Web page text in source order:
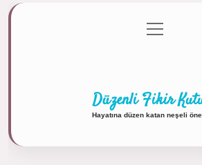
Gizlilik Politikası
menüyü
aç
Düzenli Fikir
Hayatına düzen katan neşeli